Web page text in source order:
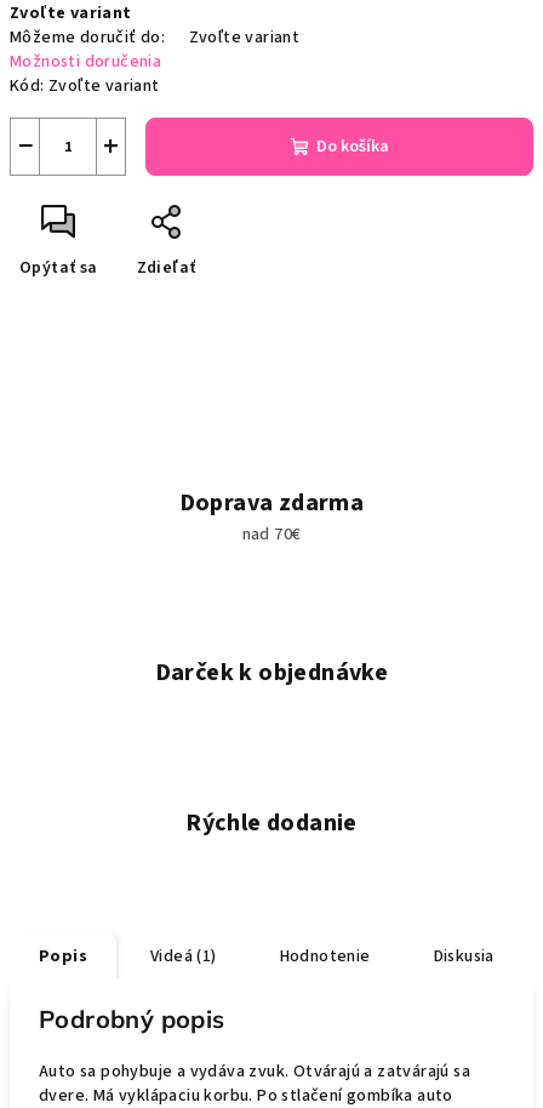
cena:
Zvoľte variant
Môžeme doručiť do:
Zvoľte variant
Možnosti doručenia
Kód: Zvoľte variant
+
− Do košíka
Opýtať sa Zdieľať
Doprava zdarma
nad 70€
Darček k objednávke
Rýchle dodanie
Popis Videá (1) Hodnotenie Diskusia
Podrobný popis
Auto sa pohybuje a vydáva zvuk. Otvárajú a zatvárajú sa
dvere. Má vyklápaciu korbu.Po stlačení gombíka auto